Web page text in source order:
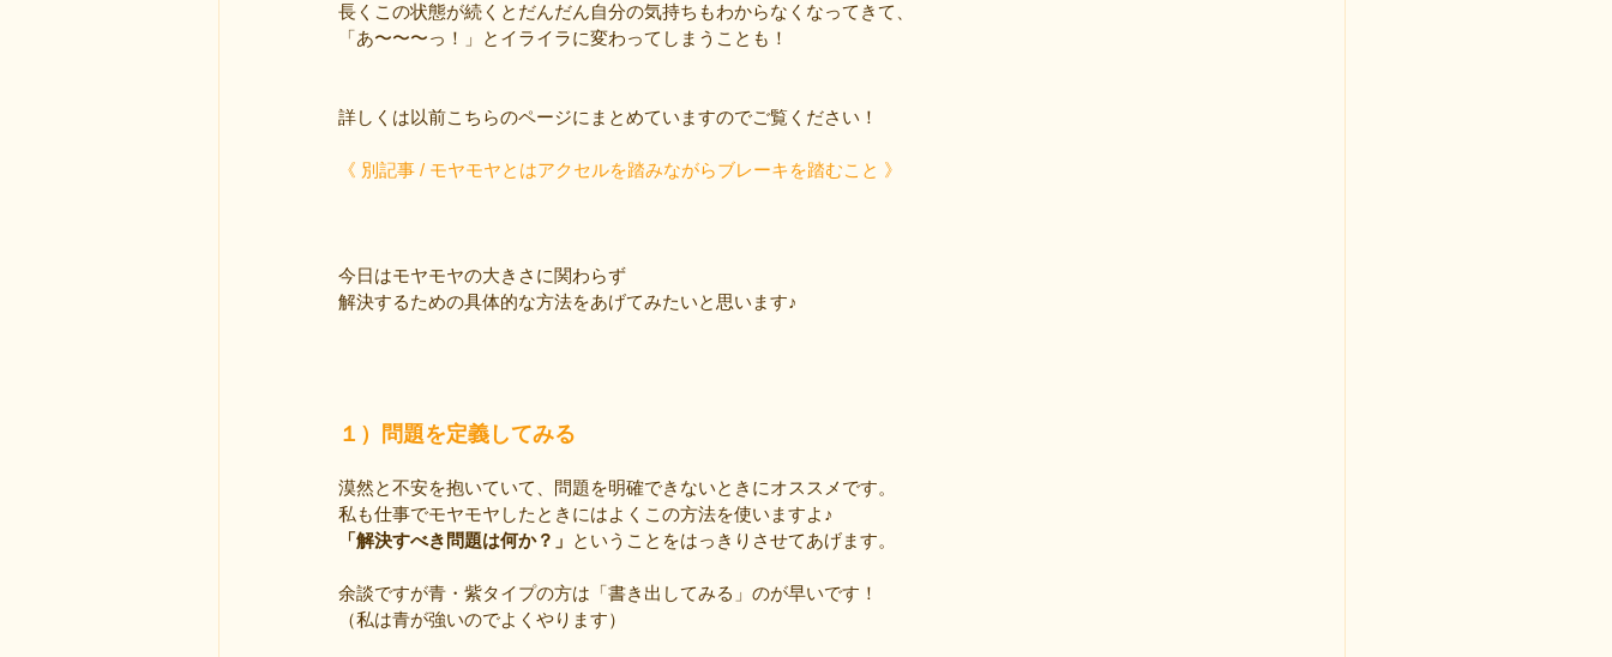
長くこの状態が続くとだんだん自分の気持ちもわからなくなってきて、
「あ〜〜〜っ！」とイライラに変わってしまうことも！
詳しくは以前こちらのページにまとめていますのでご覧ください！
《 別記事 / モヤモヤとはアクセルを踏みながらブレーキを踏むこと 》
今日はモヤモヤの大きさに関わらず
解決するための具体的な方法をあげてみたいと思います♪
１）問題を定義してみる
漠然と不安を抱いていて、問題を明確できないときにオススメです。
私も仕事でモヤモヤしたときにはよくこの方法を使いますよ♪
「解決すべき問題は何か？」 ということをはっきりさせてあげます。
余談ですが青・紫タイプの方は「書き出してみる」のが早いです！
（私は青が強いのでよくやります）